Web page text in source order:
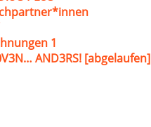
1
AND3RS! [abgelaufen]